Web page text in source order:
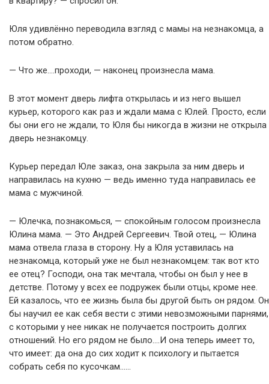
Юля удивлённо переводила взгляд с мамы на незнакомца, а
потом обратно.
— Что же….проходи, — наконец произнесла мама.
В этот момент дверь лифта открылась и из него вышел
курьер, которого как раз и ждали мама с Юлей. Просто, если
бы они его не ждали, то Юля бы никогда в жизни не открыла
дверь незнакомцу.
Курьер передал Юле заказ, она закрыла за ним дверь и
направилась на кухню — ведь именно туда направилась ее
мама с мужчиной.
— Юлечка, познакомься, — спокойным голосом произнесла
Юлина мама. — Это Андрей Сергеевич. Твой отец, — Юлина
мама отвела глаза в сторону. Ну а Юля уставилась на
незнакомца, который уже не был незнакомцем: так вот кто
ее отец? Господи, она так мечтала, чтобы он был у нее в
детстве. Потому у всех ее подружек были отцы, кроме нее.
Ей казалось, что ее жизнь была бы другой быть он рядом. Он
бы научил ее как себя вести с этими невозможными парнями,
с которыми у нее никак не получается построить долгих
отношений. Но его рядом не было….И она теперь имеет то,
что имеет: да она до сих ходит к психологу и пытается
собрать себя по кусочкам……